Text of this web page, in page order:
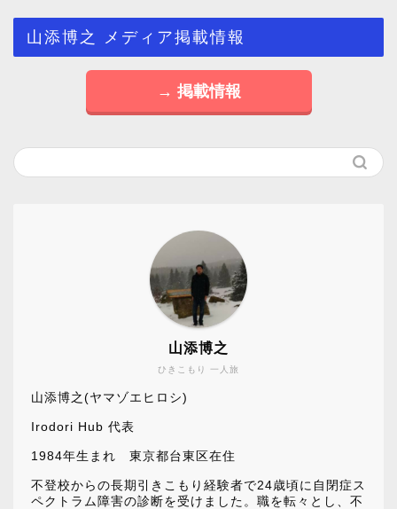
山添博之 メディア掲載情報
→ 掲載情報
ひきこもり 一人旅
山添博之
山添博之(ヤマゾエヒロシ)
Irodori Hub 代表
1984年生まれ 東京都台東区在住
不登校からの長期引きこもり経験者で24歳頃に自閉症ス
ペクトラム障害の診断を受けました。職を転々とし、不